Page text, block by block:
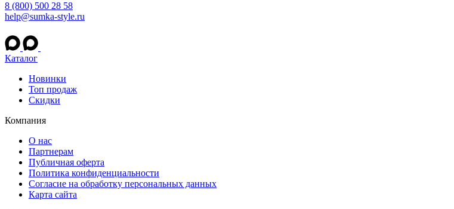
8 (800) 500 28 58
help@sumka-style.ru
Каталог
Новинки
Топ продаж
Скидки
Компания
О нас
Партнерам
Публичная оферта
Политика конфиденциальности
Согласие на обработку персональных данных
Карта сайта